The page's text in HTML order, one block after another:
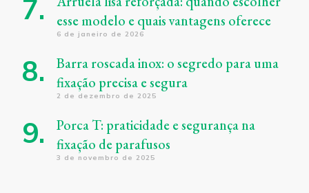
esse modelo e quais vantagens oferece
6 de janeiro de 2026
Barra roscada inox: o segredo para uma
fixação precisa e segura
2 de dezembro de 2025
Porca T: praticidade e segurança na
fixação de parafusos
3 de novembro de 2025